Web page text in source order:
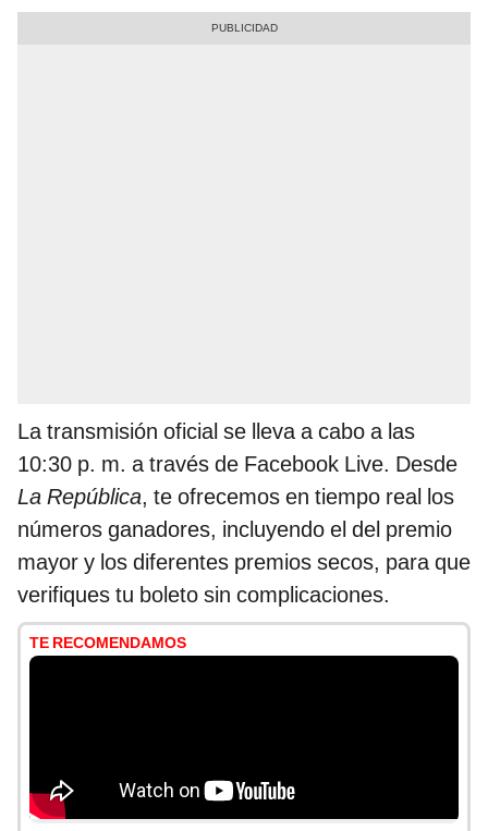
La transmisión oficial se lleva a cabo a las
10:30 p. m. a través de Facebook Live. Desde
La República, te ofrecemos en tiempo real los
números ganadores, incluyendo el del premio
mayor y los diferentes premios secos, para que
verifiques tu boleto sin complicaciones.
TE RECOMENDAMOS